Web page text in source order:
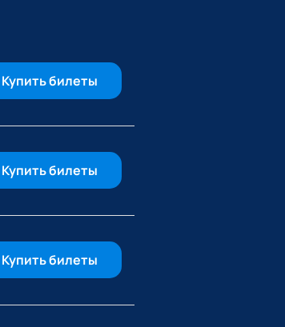
Купить билеты
Купить билеты
Купить билеты